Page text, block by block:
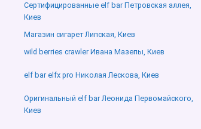
Сертифицированные elf bar Петровская аллея,
Киев
Магазин сигарет Липская, Киев
wild berries crawler Ивана Мазепы, Киев
elf bar elfx pro Николая Лескова, Киев
Оригинальный elf bar Леонида Первомайского,
Киев